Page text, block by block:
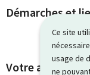
Ce site
usage de
ne
Démarches et
Votre avis nous